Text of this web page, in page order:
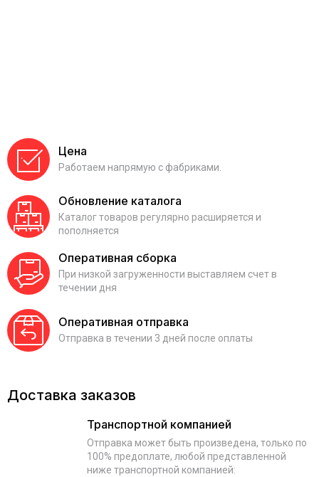
Цена
Работаем напрямую с фабриками.
Обновление каталога
Каталог товаров регулярно расширяется и
пополняется
Оперативная сборка
При низкой загруженности выставляем счет в
течении дня
Оперативная отправка
Отправка в течении 3 дней после оплаты
Доставка заказов
Транспортной компанией
Отправка может быть произведена, только по
100% предоплате, любой представленной
ниже транспортной компанией: